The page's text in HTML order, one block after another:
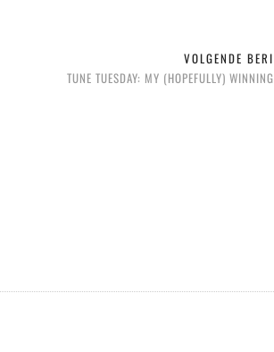
VOLGENDE
TUNE TUESDAY: MY (HOPEFULLY)